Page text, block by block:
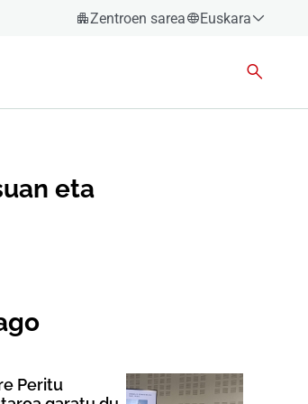
Zentroen sarea
Euskara
eta
Peritu